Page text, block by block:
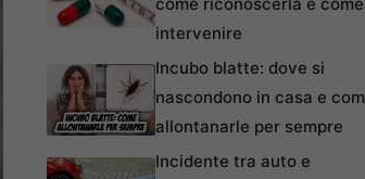
intervenire
Incubo blatte: dove si
nascondono in casa e
allontanarle per sempre
Incidente tra auto e